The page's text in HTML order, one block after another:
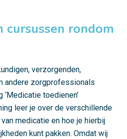
cursussen rondom
verzorgenden,
andere zorgprofessionals
toedienen’
leer je over de verschillende
medicatie en hoe je hierbij
kunt pakken. Omdat wij